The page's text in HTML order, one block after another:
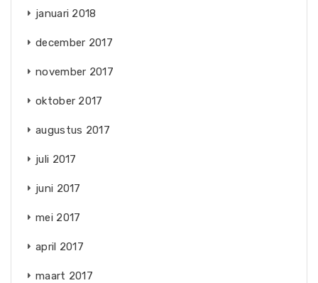
januari 2018
december 2017
november 2017
oktober 2017
augustus 2017
juli 2017
juni 2017
mei 2017
april 2017
maart 2017